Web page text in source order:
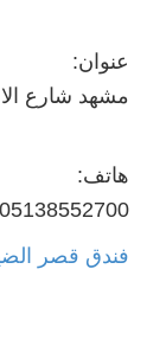
عنوان:
مشهد شارع الامام
هاتف:
05138552700
فندق قصر